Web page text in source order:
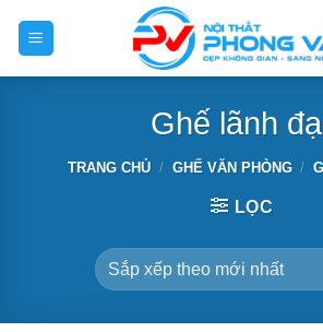
Ghế lãnh
TRANG CHỦ / GHẾ VĂN PHÒNG /
LỌC